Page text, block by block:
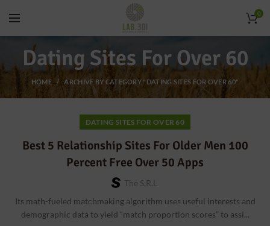
0
Dating Sites For Over 60
HOME ARCHIVE BY CATEGORY "DATING SITES FOR OVER 60"
DATING SITES FOR OVER 60
Best 5 Relationship Sites For Older Men 100
Percent Free Over 50 Apps
The S.r.l
Its math-fueled matchmaking algorithm uses useful interests and
demographic data to yield “match proportion scores” to assi...